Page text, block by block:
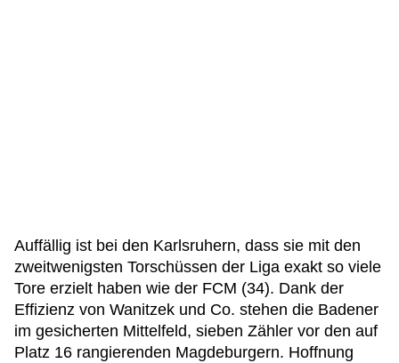
Auffällig ist bei den Karlsruhern, dass sie mit den
zweitwenigsten Torschüssen der Liga exakt so viele
Tore erzielt haben wie der FCM (34). Dank der
Effizienz von Wanitzek und Co. stehen die Badener
im gesicherten Mittelfeld, sieben Zähler vor den auf
Platz 16 rangierenden Magdeburgern. Hoffnung